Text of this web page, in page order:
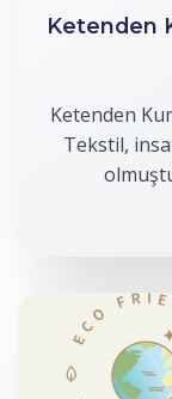
Ketenden
Ketenden
Tekstil,